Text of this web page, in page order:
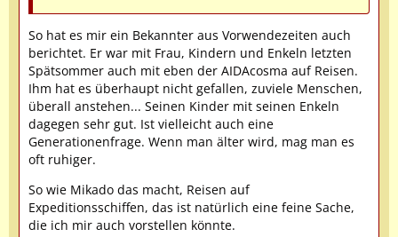
So hat es mir ein Bekannter aus Vorwendezeiten auch
berichtet. Er war mit Frau, Kindern und Enkeln letzten
Spätsommer auch mit eben der AIDAcosma auf Reisen.
Ihm hat es überhaupt nicht gefallen, zuviele Menschen,
überall anstehen... Seinen Kinder mit seinen Enkeln
dagegen sehr gut. Ist vielleicht auch eine
Generationenfrage. Wenn man älter wird, mag man es
oft ruhiger.
So wie Mikado das macht, Reisen auf
Expeditionsschiffen, das ist natürlich eine feine Sache,
die ich mir auch vorstellen könnte.